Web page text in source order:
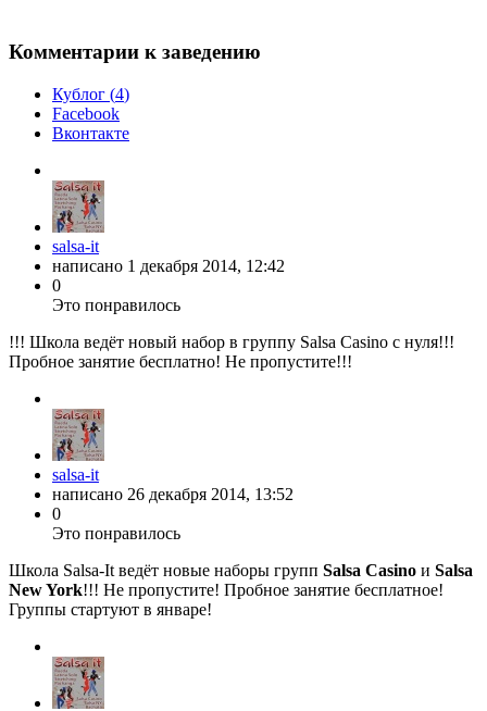
Комментарии к заведению
Кублог (4)
Facebook
Вконтакте
salsa-it
написано 1 декабря 2014, 12:42
0
Это понравилось
!!! Школа ведёт новый набор в группу Salsa Casino с нуля!!!
Пробное занятие бесплатно! Не пропустите!!!
salsa-it
написано 26 декабря 2014, 13:52
0
Это понравилось
Школа Salsa-It ведёт новые наборы групп Salsa Casino и Salsa
New York!!! Не пропустите! Пробное занятие бесплатное!
Группы стартуют в январе!